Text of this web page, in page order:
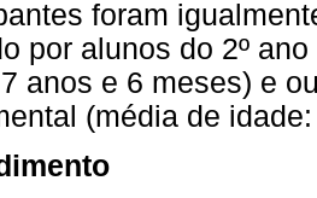
foram
por alunos do 2º
anos e 6 meses) e
(média de